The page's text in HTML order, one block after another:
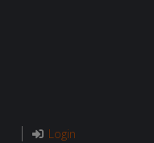
Login